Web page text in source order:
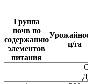
Группа
почв по
содержанию
элементов
питания
ц/га